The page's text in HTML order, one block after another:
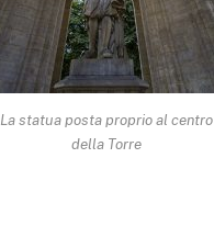
La statua posta proprio al centro
della Torre